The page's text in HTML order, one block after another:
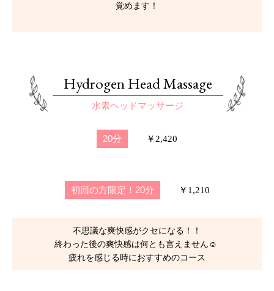
覚めます！
Hydrogen Head Massage
水素ヘッドマッサージ
20分 ￥2,420
初回の方限定！20分 ￥1,210
不思議な爽快感がクセになる！！
終わった後の爽快感は何とも言えません☺
疲れを感じる時におすすめのコース